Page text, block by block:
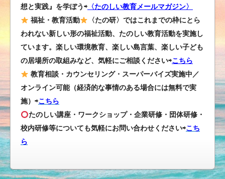
想と実践』を学ぼう⇨ 〈たのしい教育メールマガジン〉
福祉・教育活動
〈たの研〉ではこれまでの枠にとら
われない新しい形の福祉活動、たのしい教育活動を実施し
ています。楽しい環境教育、楽しい島言葉、楽しい子ども
の居場所の取組みなど、気軽にご相談ください⇨こちら
教育相談・カウンセリング・スーパーバイズ実施中／
オンライン可能（経済的な事情のある場合には無料で実
施）⇨こちら
たのしい講座・ワークショップ・企業研修・団体研修・
校内研修等についても気軽にお問い合わせください⇨こち
ら